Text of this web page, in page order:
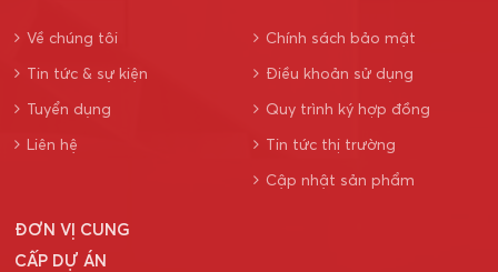
Về chúng tôi
Tin tức & sự kiện
Tuyển dụng
Liên hệ
Chính sách bảo mật
Điều khoản sử dụng
Quy trình ký hợp đồng
Tin tức thị trường
Cập nhật sản phẩm
ĐƠN VỊ CUNG
CẤP DỰ ÁN